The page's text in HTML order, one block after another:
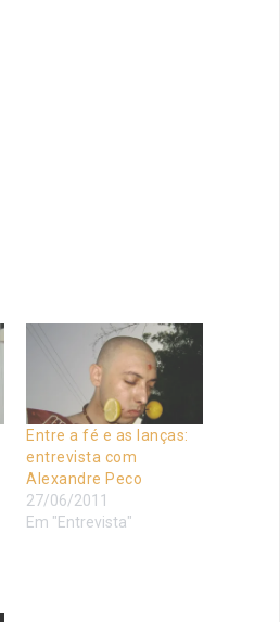
Entre a fé e as lanças:
entrevista com
Alexandre Peco
27/06/2011
Em "Entrevista"